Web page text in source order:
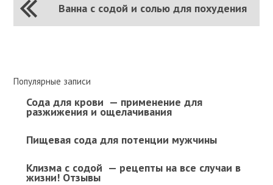
Ванна с содой и солью для похудения
Популярные записи
Сода для крови — применение для
разжижения и ощелачивания
Пищевая сода для потенции мужчины
Клизма с содой — рецепты на все случаи в
жизни! Отзывы